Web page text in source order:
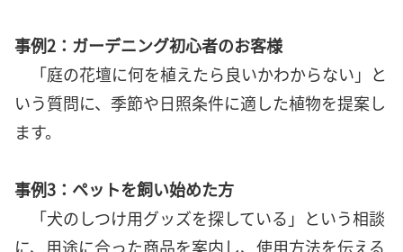
事例2：ガーデニング初心者のお客様
「庭の花壇に何を植えたら良いかわからない」と
いう質問に、季節や日照条件に適した植物を提案し
ます。
事例3：ペットを飼い始めた方
「犬のしつけ用グッズを探している」という相談
に、用途に合った商品を案内し、使用方法を伝える